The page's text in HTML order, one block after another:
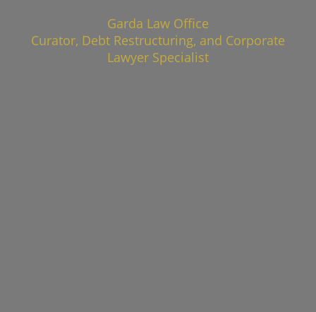
Garda Law Office
Curator, Debt Restructuring, and Corporate
Lawyer Specialist